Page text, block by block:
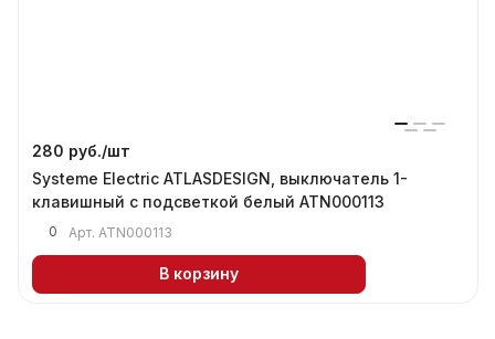
280 руб./шт
Systeme Electric ATLASDESIGN, выключатель 1-
клавишный с подсветкой белый ATN000113
0 Арт. ATN000113
В корзину